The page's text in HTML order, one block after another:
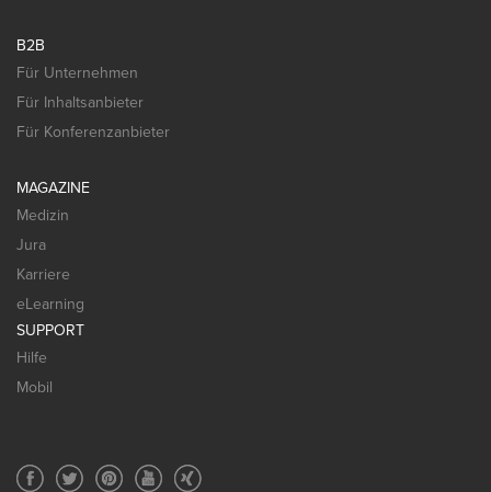
B2B
Für Unternehmen
Für Inhaltsanbieter
Für Konferenzanbieter
MAGAZINE
Medizin
Jura
Karriere
eLearning
SUPPORT
Hilfe
Mobil